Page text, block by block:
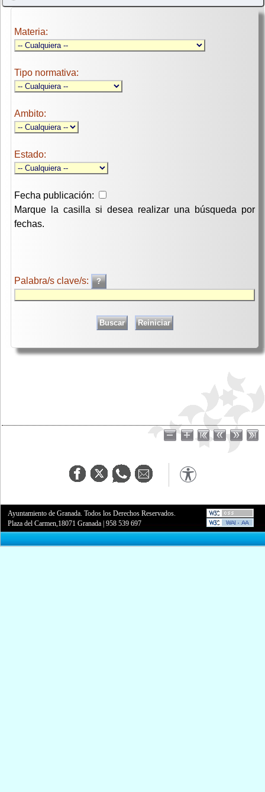
Materia:
Tipo normativa:
Ambito:
Estado:
Fecha publicación:
Marque la casilla si desea realizar una búsqueda por
fechas.
Palabra/s clave/s:
Ayuntamiento de Granada. Todos los Derechos Reservados.
Plaza del Carmen,18071 Granada |958 539 697